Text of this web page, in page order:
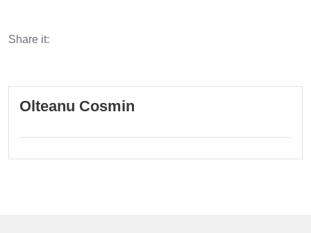
Share it:
Olteanu Cosmin